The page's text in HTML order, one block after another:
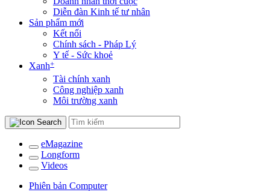
Diễn đàn Kinh tế tư nhân
Sản phẩm mới
Kết nối
Chính sách - Pháp Lý
Y tế - Sức khoẻ
Xanh+
Tài chính xanh
Công nghiệp xanh
Môi trường xanh
eMagazine
Longform
Videos
Phiên bản Computer